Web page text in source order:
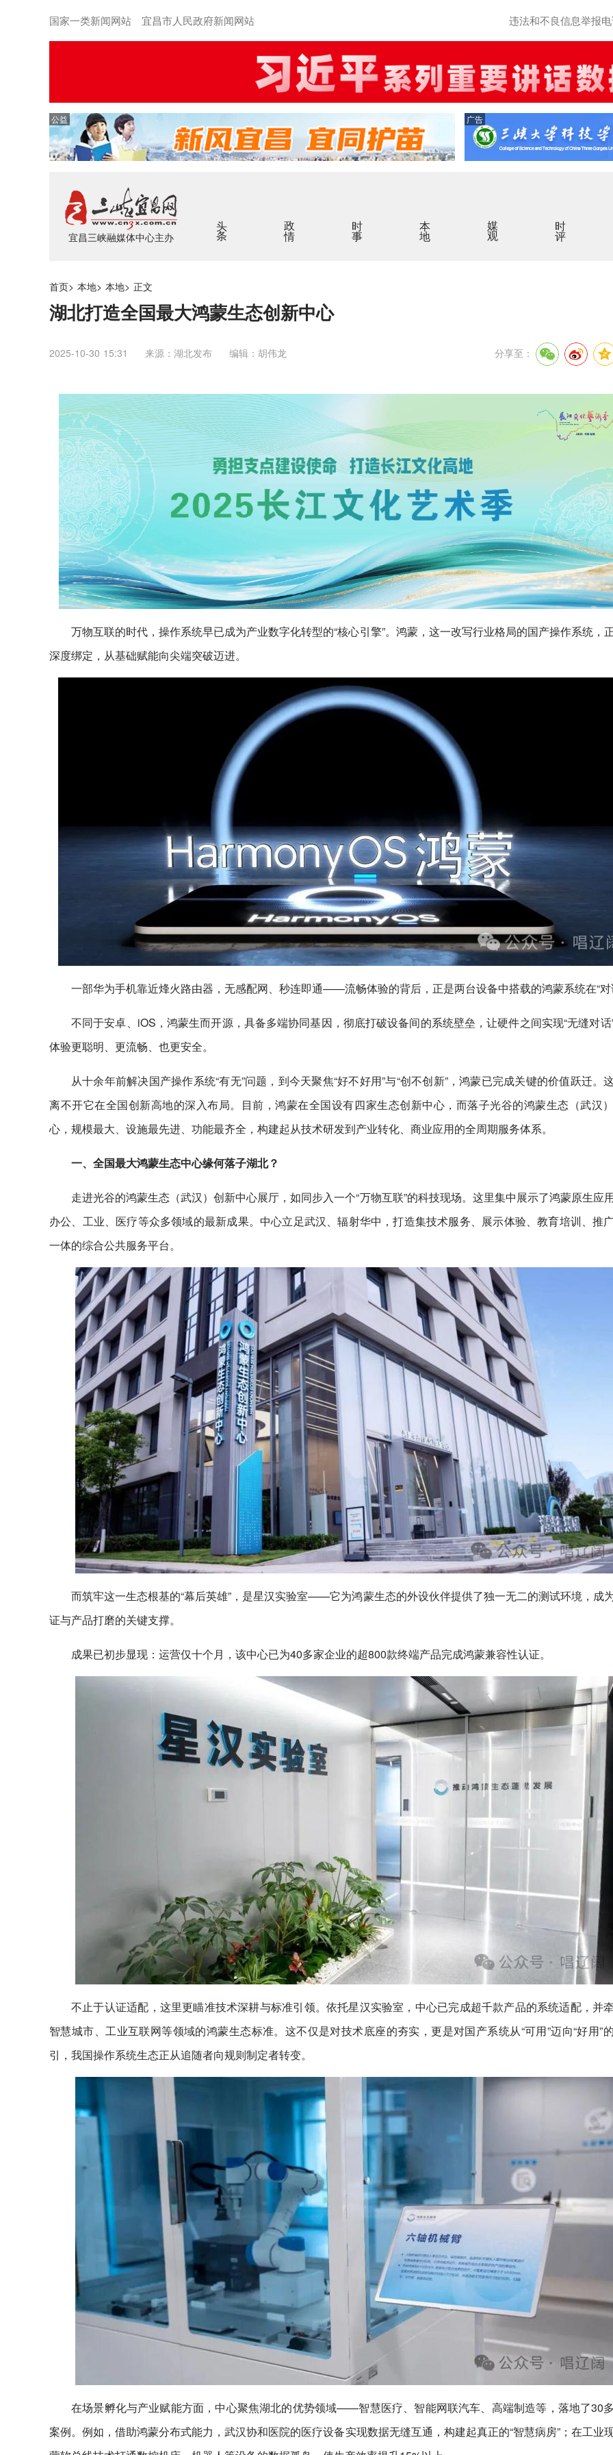
国家一类新闻网站 宜昌市人民政府新闻网站 违法和不良信息举报
公益 广告
宜昌三峡融媒体中心主办
头条 政情 时事 本地 媒观 时评
首页> 本地> 本地> 正文
湖北打造全国最大鸿蒙生态创新中心
2025-10-30 15:31 来源：​湖北发布 编辑：胡伟龙 分享至：
万物互联的时代，操作系统早已成为产业数字化转型的“核心引擎”。鸿蒙，这一改写行业格局的国产操作系统，
深度绑定，从基础赋能向尖端突破迈进。
一部华为手机靠近烽火路由器，无感配网、秒连即通——流畅体验的背后，正是两台设备中搭载的鸿蒙系统在“对
不同于安卓、iOS，鸿蒙生而开源，具备多端协同基因，彻底打破设备间的系统壁垒，让硬件之间实现“无缝对话
体验更聪明、更流畅、也更安全。
从十余年前解决国产操作系统“有无”问题，到今天聚焦“好不好用”与“创不创新”，鸿蒙已完成关键的价值跃迁。
离不开它在全国创新高地的深入布局。目前，鸿蒙在全国设有四家生态创新中心，而落子光谷的鸿蒙生态（武汉
心，规模最大、设施最先进、功能最齐全，构建起从技术研发到产业转化、商业应用的全周期服务体系。
一、全国最大鸿蒙生态中心缘何落子湖北？
走进光谷的鸿蒙生态（武汉）创新中心展厅，如同步入一个“万物互联”的科技现场。这里集中展示了鸿蒙原生应
办公、工业、医疗等众多领域的最新成果。中心立足武汉、辐射华中，打造集技术服务、展示体验、教育培训、推
一体的综合公共服务平台。
而筑牢这一生态根基的“幕后英雄”，是星汉实验室——它为鸿蒙生态的外设伙伴提供了独一无二的测试环境，成
证与产品打磨的关键支撑。
成果已初步显现：运营仅十个月，该中心已为40多家企业的超800款终端产品完成鸿蒙兼容性认证。
不止于认证适配，这里更瞄准技术深耕与标准引领。依托星汉实验室，中心已完成超千款产品的系统适配，并
智慧城市、工业互联网等领域的鸿蒙生态标准。这不仅是对技术底座的夯实，更是对国产系统从“可用”迈向“好用”
引，我国操作系统生态正从追随者向规则制定者转变。
在场景孵化与产业赋能方面，中心聚焦湖北的优势领域——智慧医疗、智能网联汽车、高端制造等，落地了30
案例。例如，借助鸿蒙分布式能力，武汉协和医院的医疗设备实现数据无缝互通，构建起真正的“智慧病房”；在工业